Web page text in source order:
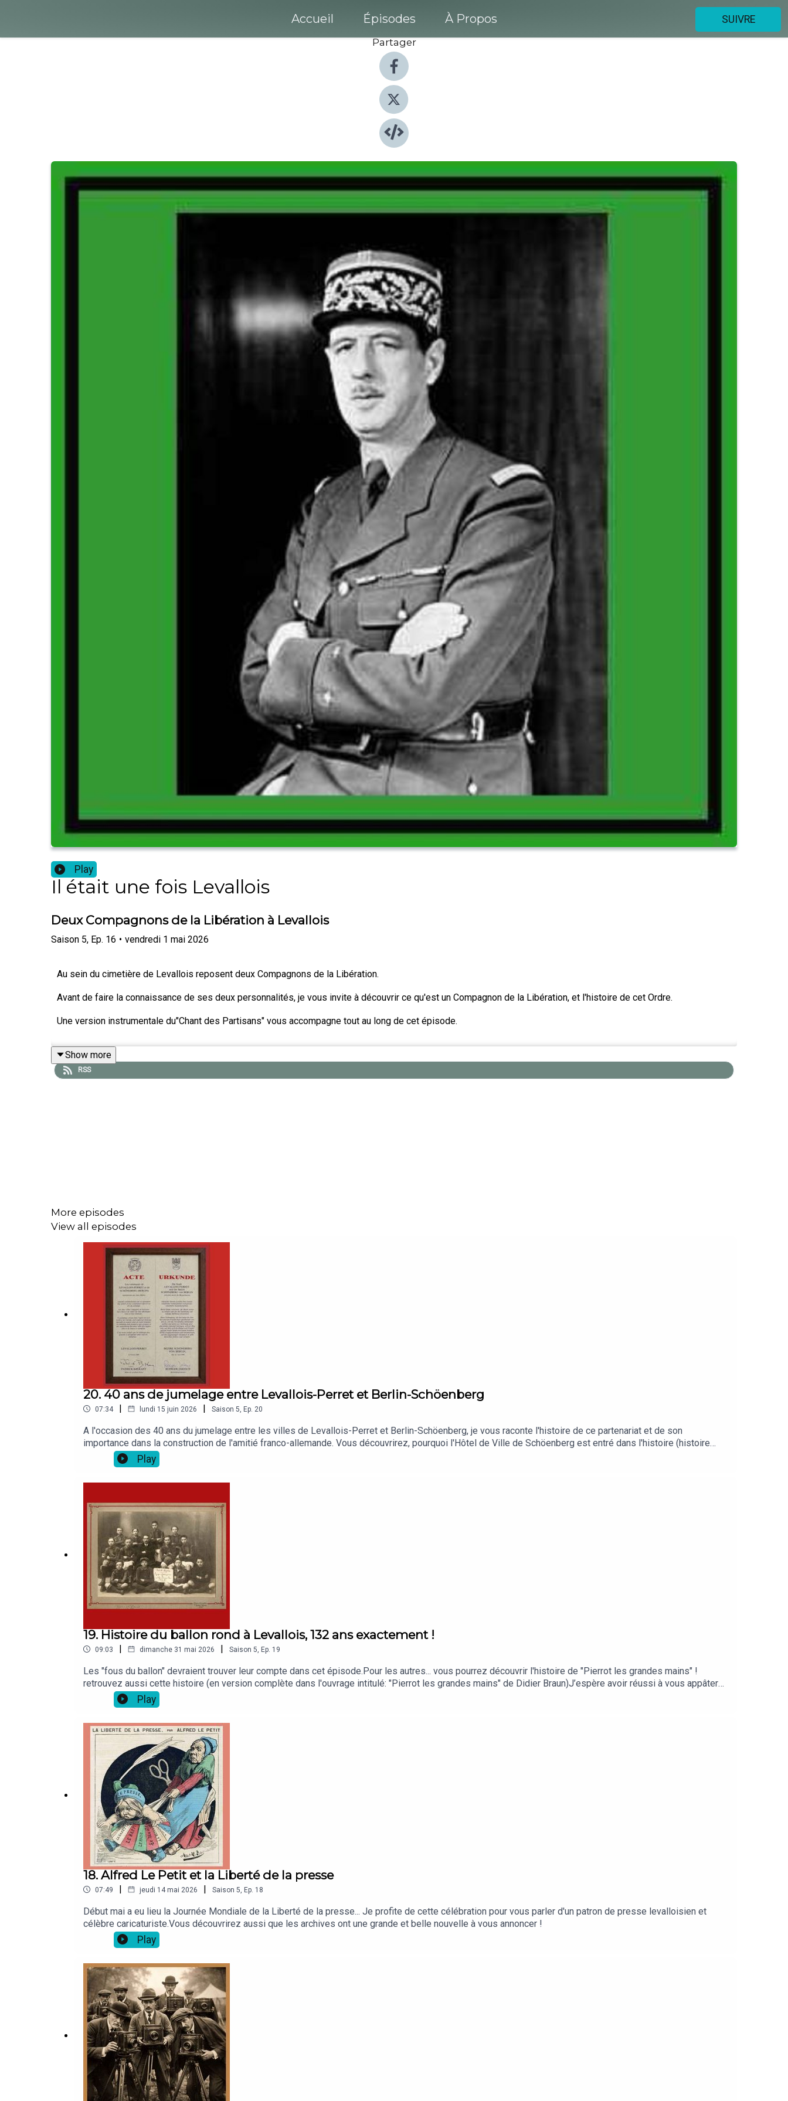
Accueil Épisodes À Propos
SUIVRE
Partager
Play
Il était une fois Levallois
Deux Compagnons de la Libération à Levallois
Saison 5, Ep. 16 • vendredi 1 mai 2026
Au sein du cimetière de Levallois reposent deux Compagnons de la Libération.
Avant de faire la connaissance de ses deux personnalités, je vous invite à découvrir ce qu'est un Compagnon de la Libération, et l'histoire de cet Ordre.
Une version instrumentale du"Chant des Partisans" vous accompagne tout au long de cet épisode.
Show more
RSS
More episodes
View all episodes
20. 40 ans de jumelage entre Levallois-Perret et Berlin-Schöenberg
07:34 | lundi 15 juin 2026 | Saison 5 Ep. 20
A l'occasion des 40 ans du jumelage entre les villes de Levallois-Perret et Berlin-Schöenberg, je vous raconte l'histoire de ce partenariat et de son
importance dans la construction de l'amitié franco-allemande. Vous découvrirez, pourquoi l'Hôtel de Ville de Schöenberg est entré dans l'histoire (histoire
avec un grand H !)
Play
19. Histoire du ballon rond à Levallois, 132 ans exactement !
09:03 | dimanche 31 mai 2026 | Saison 5 Ep. 19
Les "fous du ballon" devraient trouver leur compte dans cet épisode.Pour les autres... vous pourrez découvrir l'histoire de "Pierrot les grandes mains" !
retrouvez aussi cette histoire (en version complète dans l'ouvrage intitulé: "Pierrot les grandes mains" de Didier Braun)J’espère avoir réussi à vous appâter
et que vous cliquerez sur "play" !
Play
18. Alfred Le Petit et la Liberté de la presse
07:49 | jeudi 14 mai 2026 | Saison 5 Ep. 18
Début mai a eu lieu la Journée Mondiale de la Liberté de la presse... Je profite de cette célébration pour vous parler d'un patron de presse levalloisien et
célèbre caricaturiste.Vous découvrirez aussi que les archives ont une grande et belle nouvelle à vous annoncer !
Play